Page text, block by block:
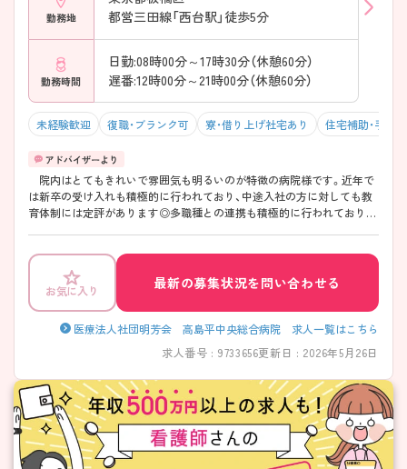
勤務地
都営三田線「西台駅」徒歩5分
勤務時間
日勤:08時00分～17時30分（休憩60分）
遅番:12時00分～21時00分（休憩60分）
未経験歓迎 復職・ブランク可 寮・借り上げ社宅あり 住宅補助・手当
院内はとてもきれいで雰囲気も明るいのが特徴の病院様です。近年で
は新卒の受け入れも積極的に行われており、中途入社の方に対しても教
育体制には定評があります◎多職種との連携も積極的に行われておりま
す。 ご興味ある方には、面接対策ポイントなど、 さらに詳細をお話し
いたしますので、お気軽にご相談ください。
お気に入り
最新の募集状況を問い合わせる
医療法人社団明芳会 高島平中央総合病院 求人一覧はこちら
求人番号 : 9733656更新日 : 2026年5月26日